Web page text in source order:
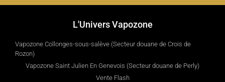
L'Univers Vapozone
Vapozone Collonges-sous-salève (Secteur douane de Crois de
Rozon)
Vapozone Saint Julien En Genevois (Secteur douane de Perly)
Vente Flash